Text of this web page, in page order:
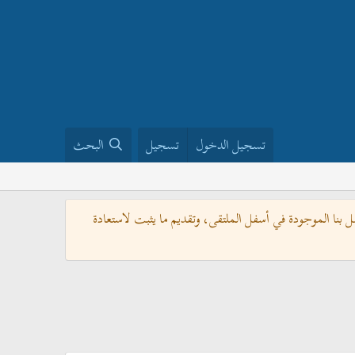
تسجيل الدخول تسجيل البحث
الموجودة في أسفل الملتقى، وتقديم ما يثبت لاستعادة